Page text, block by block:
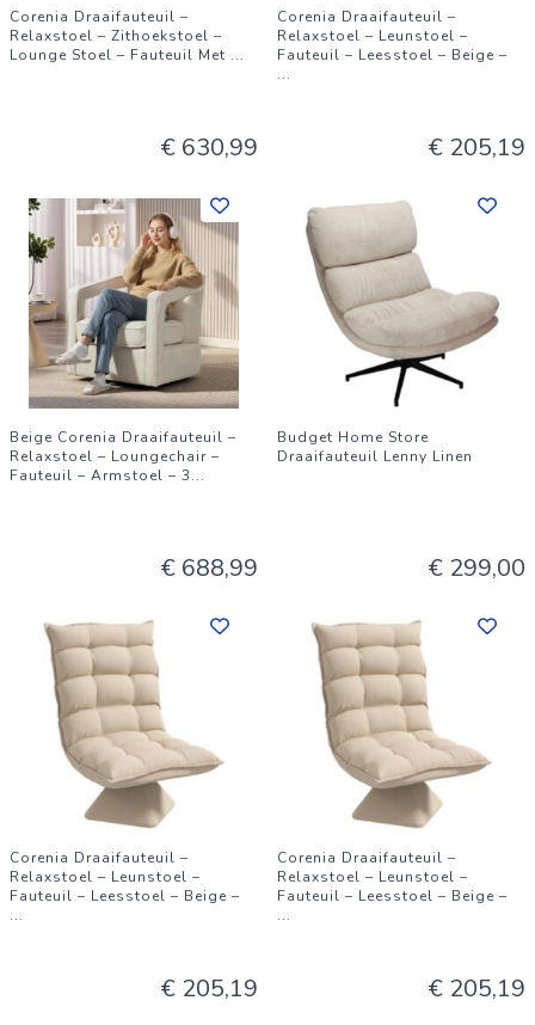
Corenia Draaifauteuil –
Relaxstoel – Zithoekstoel –
Lounge Stoel – Fauteuil Met ...
€ 630,99
Corenia Draaifauteuil –
Relaxstoel – Leunstoel –
Fauteuil – Leesstoel – Beige –
...
€ 205,19
Beige Corenia Draaifauteuil –
Relaxstoel – Loungechair –
Fauteuil – Armstoel – 3...
€ 688,99
Budget Home Store
Draaifauteuil Lenny Linen
€ 299,00
Corenia Draaifauteuil –
Relaxstoel – Leunstoel –
Fauteuil – Leesstoel – Beige –
...
€ 205,19
Corenia Draaifauteuil –
Relaxstoel – Leunstoel –
Fauteuil – Leesstoel – Beige –
...
€ 205,19